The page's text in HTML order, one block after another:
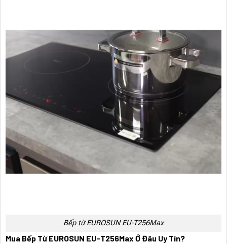
Bếp từ EUROSUN EU-T256Max
Mua Bếp Từ EUROSUN EU-T256Max Ở Đâu Uy Tín?